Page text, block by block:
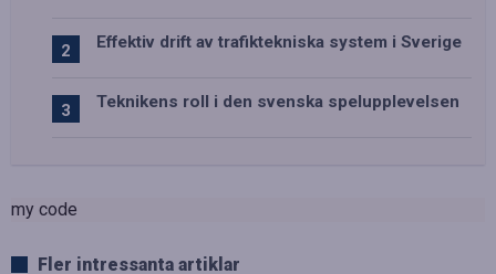
Effektiv drift av trafiktekniska system i Sverige
Teknikens roll i den svenska spelupplevelsen
my code
Fler intressanta artiklar